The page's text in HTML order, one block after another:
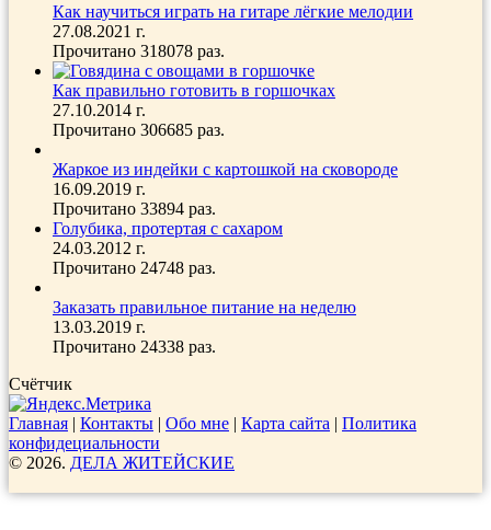
Как научиться играть на гитаре лёгкие мелодии
27.08.2021 г.
Прочитано 318078 раз.
Как правильно готовить в горшочках
27.10.2014 г.
Прочитано 306685 раз.
Жаркое из индейки с картошкой на сковороде
16.09.2019 г.
Прочитано 33894 раз.
Голубика, протертая с сахаром
24.03.2012 г.
Прочитано 24748 раз.
Заказать правильное питание на неделю
13.03.2019 г.
Прочитано 24338 раз.
Счётчик
Главная | Контакты | Обо мне | Карта сайта | Политика
конфидециальности
© 2026. ДЕЛА ЖИТЕЙСКИЕ